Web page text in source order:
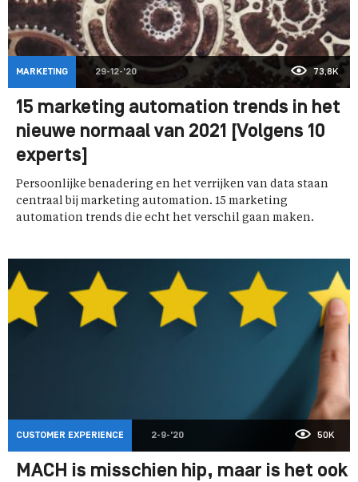
MARKETING 29-12-'20 73,8K
15 marketing automation trends in het
nieuwe normaal van 2021 [Volgens 10
experts]
Persoonlijke benadering en het verrijken van data staan
centraal bij marketing automation. 15 marketing
automation trends die echt het verschil gaan maken.
CUSTOMER EXPERIENCE 2-9-'20 50K
MACH is misschien hip, maar is het ook